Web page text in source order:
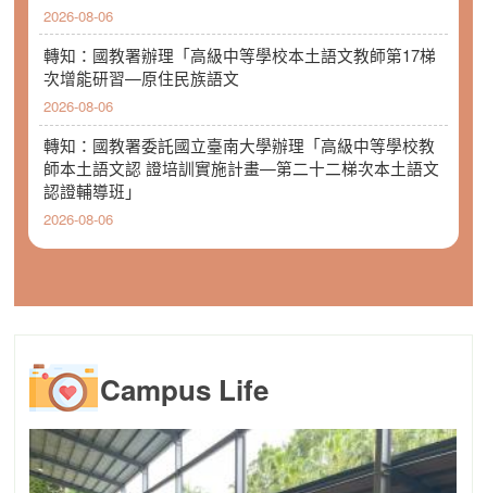
2026-08-06
2026-08-06
轉知：國教署辦理「高級中等學校本土語文教師第17梯
次增能研習—原住民族語文
2026-08-06
轉知：國教署委託國立臺南大學辦理「高級中等學校教
師本土語文認 證培訓實施計畫—第二十二梯次本土語文
認證輔導班」
Campus Life